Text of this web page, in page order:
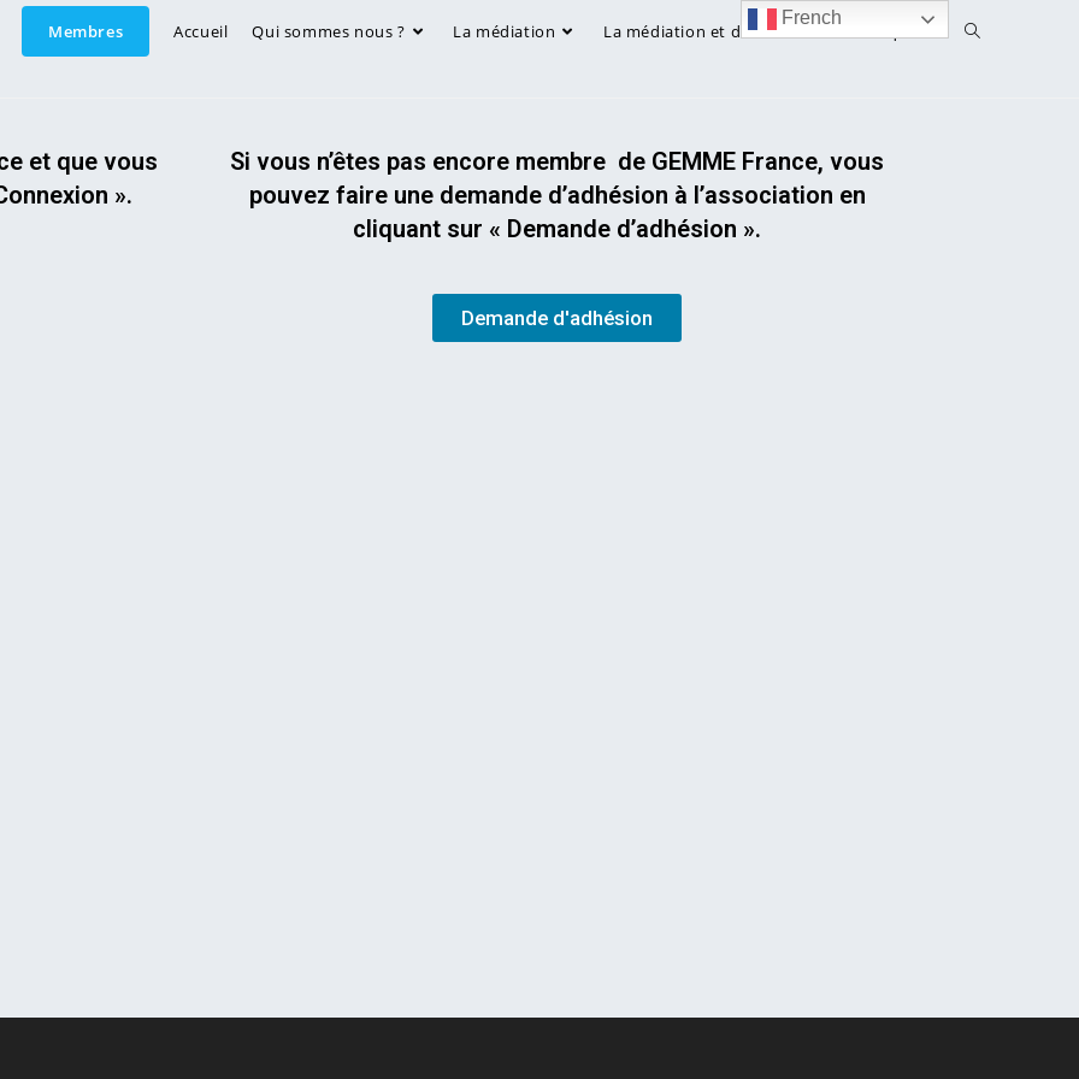
Membres Accueil Qui sommes nous ? La médiation La médiation et droit Bibliothèque
et que vous
».
Si vous n’êtes pas encore membre de GEMME France, vous
pouvez faire une demande d’adhésion à l’association en
cliquant sur « Demande d’adhésion ».
Demande d'adhésion
French